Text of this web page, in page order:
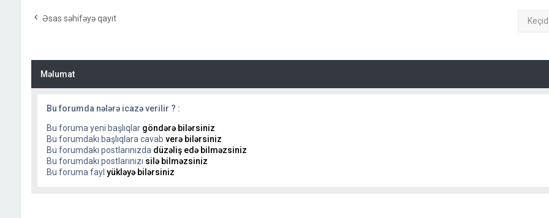
Əsas səhifəyə qayıt
Məlumat
Bu forumda nələrə icazə verilir ? :
Bu foruma yeni başlıqlar göndərə bilərsiniz
Bu forumdakı başlıqlara cavab verə bilərsiniz
Bu forumdakı postlarınızda düzəliş edə bilməzsiniz
Bu forumdakı postlarınızı silə bilməzsiniz
Bu foruma fayl yükləyə bilərsiniz